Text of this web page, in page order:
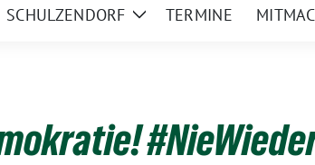
SCHULZENDORF
ZeigeTERMINE